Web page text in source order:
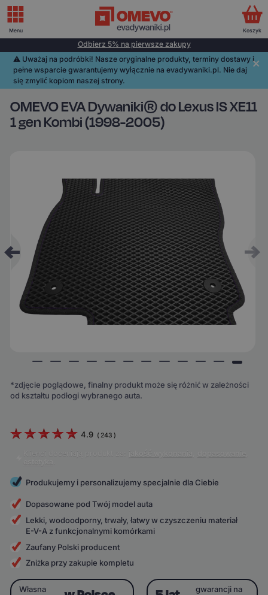
Odbierz 5% na pierwsze zakupy
⚠️️ Uważaj na podróbki! Nasze oryginalne produkty, terminy dostawy i
pełne wsparcie gwarantujemy wyłącznie na evadywaniki.pl. Nie daj
się zmylić kopiom naszej strony.
OMEVO EVA Dywaniki® do Lexus IS XE11
1 gen Kombi (1998-2005)
*zdjęcie poglądowe, finalny produkt może się różnić w zależności
od kształtu podłogi wybranego auta.
4.9 ( 243 )
Klienci doceniają produkt za: dopasowanie
estetyka
Produkujemy i personalizujemy specjalnie dla Ciebie
Dopasowane pod Twój model auta
Lekki, wodoodporny, trwały, łatwy w czyszczeniu materiał
E-V-A z funkcjonalnymi komórkami
Zaufany Polski producent
Zniżka przy zakupie kompletu
Własna
gwarancji na
Menu Koszyk